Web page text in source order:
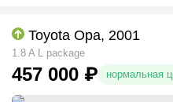
Toyota Opa, 2001
1.8 A L package
457 000 ₽ нормальная